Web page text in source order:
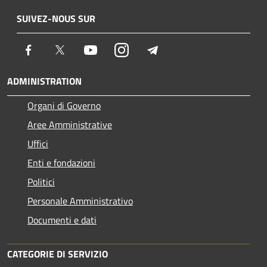
SUIVEZ-NOUS SUR
Facebook Twitter YoutubeInstagram
ADMINISTRATION
Organi di Governo
Aree Amministrative
Uffici
Enti e fondazioni
Politici
Personale Amministrativo
Documenti e dati
CATEGORIE DI SERVIZIO